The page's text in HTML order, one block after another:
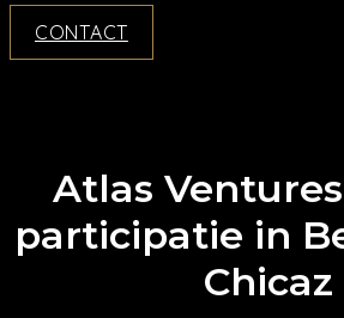
CONTACT
Atlas
participatie in
Chicaz